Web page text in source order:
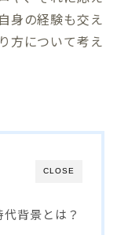
身の経験も交え
方について考え
CLOSE
背景とは？